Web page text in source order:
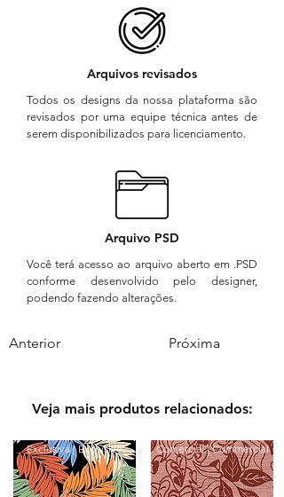
Arquivos revisados
Todos os designs da nossa plataforma são
revisados por uma equipe técnica antes de
serem disponibilizados para licenciamento.
Arquivo PSD
Você terá acesso ao arquivo aberto em .PSD
conforme desenvolvido pelo designer,
podendo fazendo alterações.
Anterior Próxima
Veja mais produtos relacionados:
Exclusiva | Exclusive Comercial | Commercial